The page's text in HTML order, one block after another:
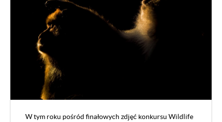
W tym roku pośród finałowych zdjęć konkursu Wildlife